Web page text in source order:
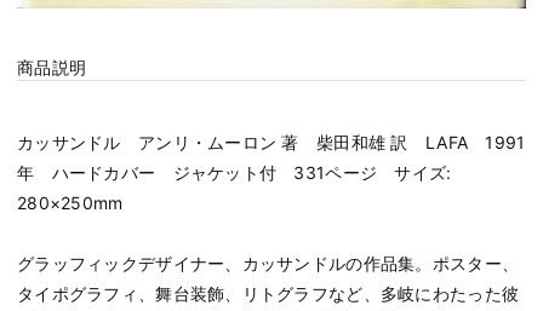
商品説明
カッサンドル アンリ・ムーロン 著 柴田和雄 訳 LAFA 1991
年 ハードカバー ジャケット付 331ページ サイズ:
280×250mm
グラッフィックデザイナー、カッサンドルの作品集。ポスター、
タイポグラフィ、舞台装飾、リトグラフなど、多岐にわたった彼